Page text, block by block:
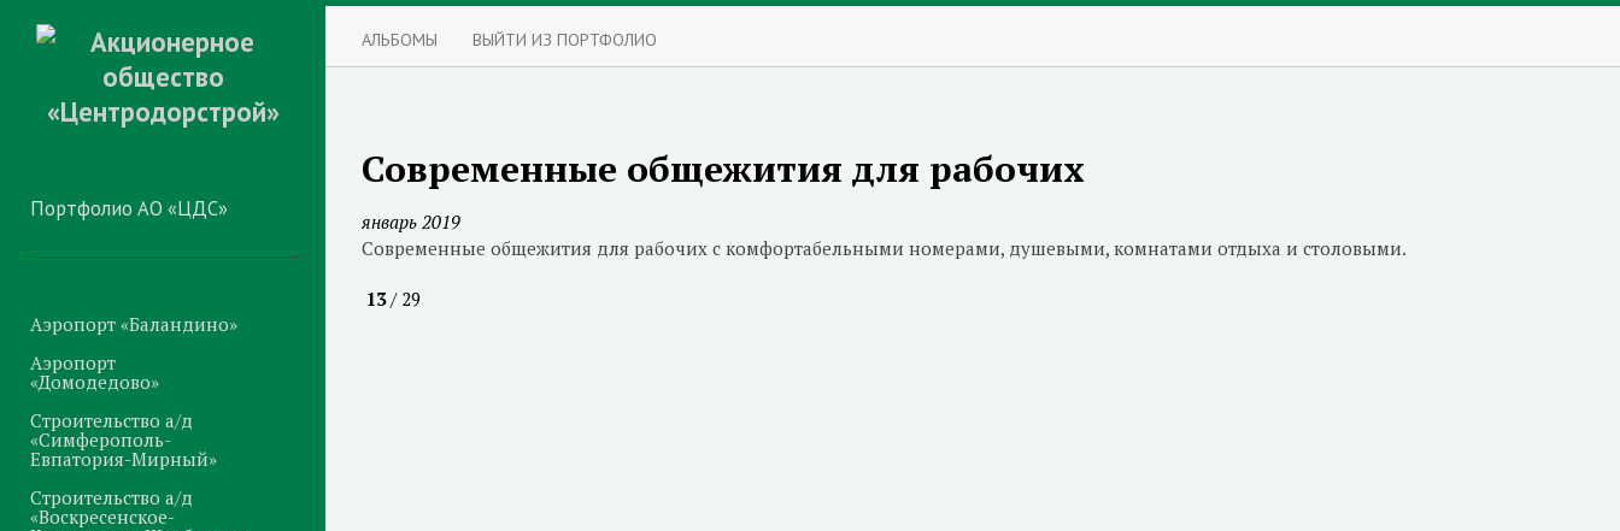
Портфолио АО «ЦДС»
Аэропорт «Баландино»
Аэропорт
«Домодедово»
Строительство а/д
«Симферополь-
Евпатория-Мирный»
Строительство а/д
«Воскресенское-
АЛЬБОМЫ ВЫЙТИ ИЗ ПОРТФОЛИО
Современные общежития для рабочих
январь 2019
Современные общежития для рабочих с комфортабельными номерами, душевыми, комнатами отдыха и столовыми.
13/ 29